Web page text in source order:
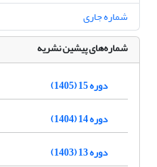
شماره جاری
شماره‌های پیشین نشریه
دوره 15 (1405)
دوره 14 (1404)
دوره 13 (1403)